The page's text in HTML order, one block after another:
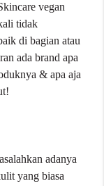
vegan
tidak
di bagian atau
ada brand apa
& apa aja
adanya
yang biasa